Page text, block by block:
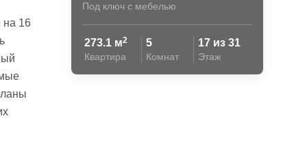
на 16
Под ключ с мебелью
273.1 м2
Квартира
5
Комнат
17 из 31
Этаж